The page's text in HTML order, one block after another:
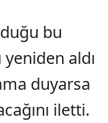
bu
aldı
duyarsa
iletti.